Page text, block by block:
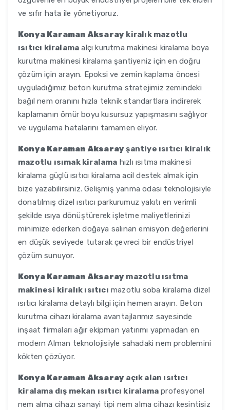
ve sıfır hata ile yönetiyoruz.
Konya Karaman Aksaray kiralık mazotlu
ısıtıcı kiralama alçı kurutma makinesi kiralama boya
kurutma makinesi kiralama şantiyeniz için en doğru
çözüm için arayın. Epoksi ve zemin kaplama öncesi
uyguladığımız beton kurutma stratejimiz zemindeki
bağıl nem oranını hızla teknik standartlara indirerek
kaplamanın ömür boyu kusursuz yapışmasını sağlıyor
ve uygulama hatalarını tamamen eliyor.
Konya Karaman Aksarayşantiye ısıtıcı kiralık
mazotlu ısımak kiralama hızlı ısıtma makinesi
kiralama güçlü ısıtıcı kiralama acil destek almak için
bize yazabilirsiniz. Gelişmiş yanma odası teknolojisiyle
donatılmış dizel ısıtıcı parkurumuz yakıtı en verimli
şekilde ısıya dönüştürerek işletme maliyetlerinizi
minimize ederken doğaya salınan emisyon değerlerini
en düşük seviyede tutarak çevreci bir endüstriyel
çözüm sunuyor.
Konya Karaman Aksaray mazotlu ısıtma
makinesi kiralık ısıtıcı mazotlu soba kiralama dizel
ısıtıcı kiralama detaylı bilgi için hemen arayın. Beton
kurutma cihazı kiralama avantajlarımız sayesinde
inşaat firmaları ağır ekipman yatırımı yapmadan en
modern Alman teknolojisiyle sahadaki nem problemini
kökten çözüyor.
Konya Karaman Aksaray açık alan ısıtıcı
kiralama dış mekan ısıtıcı kiralama profesyonel
nem alma cihazı sanayi tipi nem alma cihazı kesintisiz